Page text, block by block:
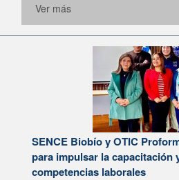
Ver más
SENCE Biobío y OTIC
para impulsar la capacitación
competencias laborales